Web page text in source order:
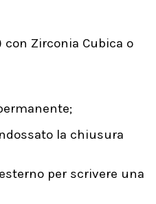
Zirconia Cubica o
la chiusura
per scrivere una